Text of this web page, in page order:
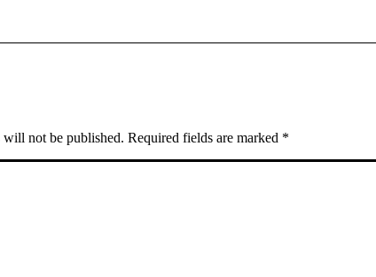
will not be published. Required fields are marked *